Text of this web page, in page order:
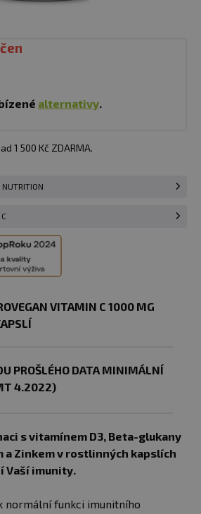
alternativy.
1 500 Kč ZDARMA.
VITAMIN C 1000 MG
PROŠLÉHO DATA MINIMÁLNÍ
4.2022)
s vitamínem D3, Beta-glukany
a Zinkem v rostlinných kapslích
Vaší imunity.
normální funkci imunitního